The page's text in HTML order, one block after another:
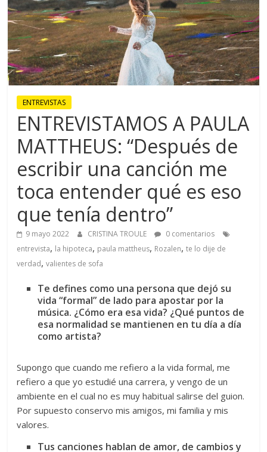
ENTREVISTAS
ENTREVISTAMOS A PAULA
MATTHEUS: “Después de
escribir una canción me
toca entender qué es eso
que tenía dentro”
9 mayo 2022 CRISTINA TROULE
0 comentarios
entrevista, la hipoteca, paula mattheus, Rozalen,te lo dije de
verdad,valientes de sofa
Te defines como una persona que dejó su
vida “formal” de lado para apostar por la
música. ¿Cómo era esa vida? ¿Qué puntos de
esa normalidad se mantienen en tu día a día
como artista?
Supongo que cuando me refiero a la vida formal, me
refiero a que yo estudié una carrera, y vengo de un
ambiente en el cual no es muy habitual salirse del guion.
Por supuesto conservo mis amigos, mi familia y mis
valores.
Tus canciones hablan de amor, de cambios y